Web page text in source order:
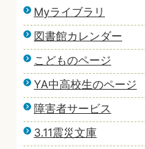
Myライブラリ
図書館カレンダー
こどものページ
YA中高校生のページ
障害者サービス
3.11震災文庫